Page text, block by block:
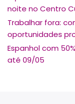
noite no Centro
Trabalhar fora:
oportunidades
Espanhol com
até 09/05